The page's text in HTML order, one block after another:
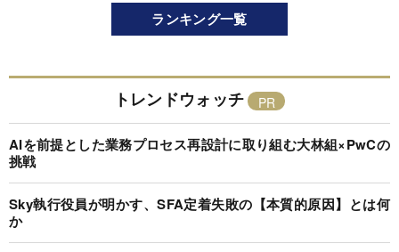
ランキング一覧
トレンドウォッチ
AIを前提とした業務プロセス再設計に取り組む大林組×PwCの
挑戦
Sky執行役員が明かす、SFA定着失敗の【本質的原因】とは何
か